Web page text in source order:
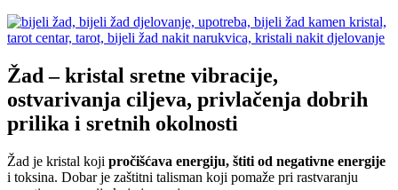
Žad – kristal sretne vibracije,
ostvarivanja ciljeva, privlačenja dobrih
prilika i sretnih okolnosti
Žad je kristal koji pročišćava energiju, štiti od negativne energije
i toksina. Dobar je zaštitni talisman koji pomaže pri rastvaranju